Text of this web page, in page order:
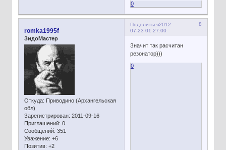
0
Поделиться 8
2012-
07-23 01:27:00
romka1995f
ЗидоМастер
Откуда: Приводино (Архангельская
обл)
Зарегистрирован: 2011-09-16
Приглашений: 0
Сообщений: 351
Уважение: +6
Позитив: +2
Значит так расчитан
резонатор)))
0